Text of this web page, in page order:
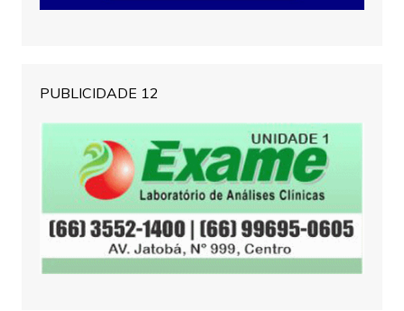
PUBLICIDADE 12